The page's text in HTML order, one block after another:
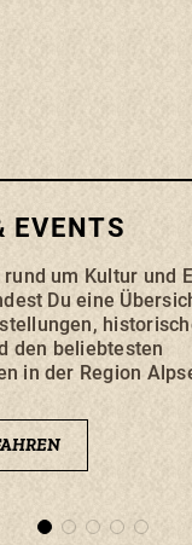
EVENTS
um Kultur und
Du eine
den beliebtesten
in der Region